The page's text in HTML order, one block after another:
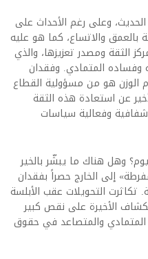
الحديث، وعلى رغم الأحداث على
بالعمق والاتساع، كما هو عليه
الثقة ومصدر تعزيزها، والذي
وفساده المتمادي. وفقدان
الوزن هو من مسؤولية القطاع
عن استعادة هذه الثقة
وفعالية سياسات
وهل هناك ما يبشّر بالخير
إلى الخارج حصراً بفقدان
التحويلات عقب الأبلسة
الأخيرة على نقص كبير
المتمادي والمتصاعد في حقوق